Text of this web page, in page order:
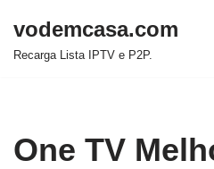
Pular
vodemcasa.com
Recarga Lista IPTV e P2P.
One TV